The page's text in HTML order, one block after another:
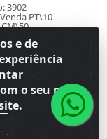
3902
PT\10
login ou
para
e
e de
o seu perfil